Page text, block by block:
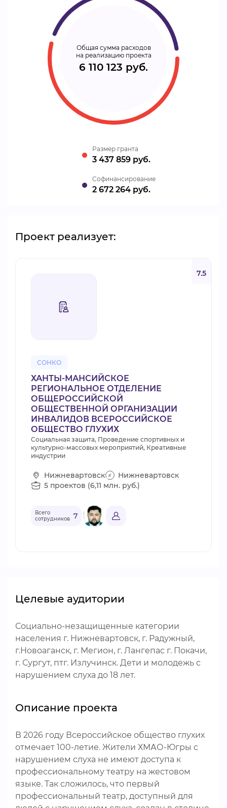
Общая сумма расходов
на реализацию проекта
6 110 123 руб.
Размер гранта
3 437 859 руб.
Cофинансирование
2 672 264 руб.
Проект реализует:
СОНКО
7.5
ХАНТЫ-МАНСИЙСКОЕ
РЕГИОНАЛЬНОЕ ОТДЕЛЕНИЕ
ОБЩЕРОССИЙСКОЙ
ОБЩЕСТВЕННОЙ ОРГАНИЗАЦИИ
ИНВАЛИДОВ ВСЕРОССИЙСКОЕ
ОБЩЕСТВО ГЛУХИХ
Социальная защита, Проведение спортивных и
культурно-массовых мероприятий, Креативные
индустрии
Нижневартовск
Нижневартовск
5 проектов (6,11 млн. руб.)
Всего
сотрудников 7
Целевые аудитории
Социально-незащищенные категории
населения г. Нижневартовск, г. Радужный,
г.Новоаганск, г. Мегион, г. Лангепас г. Покачи,
г. Сургут, птг. Излучинск. Дети и молодежь с
нарушением слуха до 18 лет.
Описание проекта
В 2026 году Всероссийское общество глухих
отмечает 100-летие. Жители ХМАО-Югры с
нарушением слуха не имеют доступа к
профессиональному театру на жестовом
языке. Так сложилось, что первый
профессиональный театр, доступный для